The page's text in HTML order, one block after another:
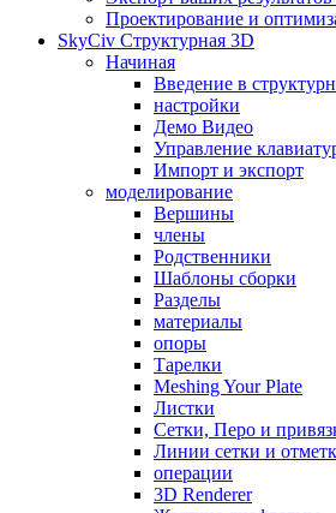
Проектирование и
SkyCiv Структурная 3D
Начиная
Введение в
настройки
Демо Видео
Управление
Импорт и экспорт
моделирование
Вершины
члены
Родственники
Шаблоны сборки
Разделы
материалы
опоры
Тарелки
Meshing Your Plate
Листки
Сетки, Перо и
Линии сетки и
операции
3D Renderer